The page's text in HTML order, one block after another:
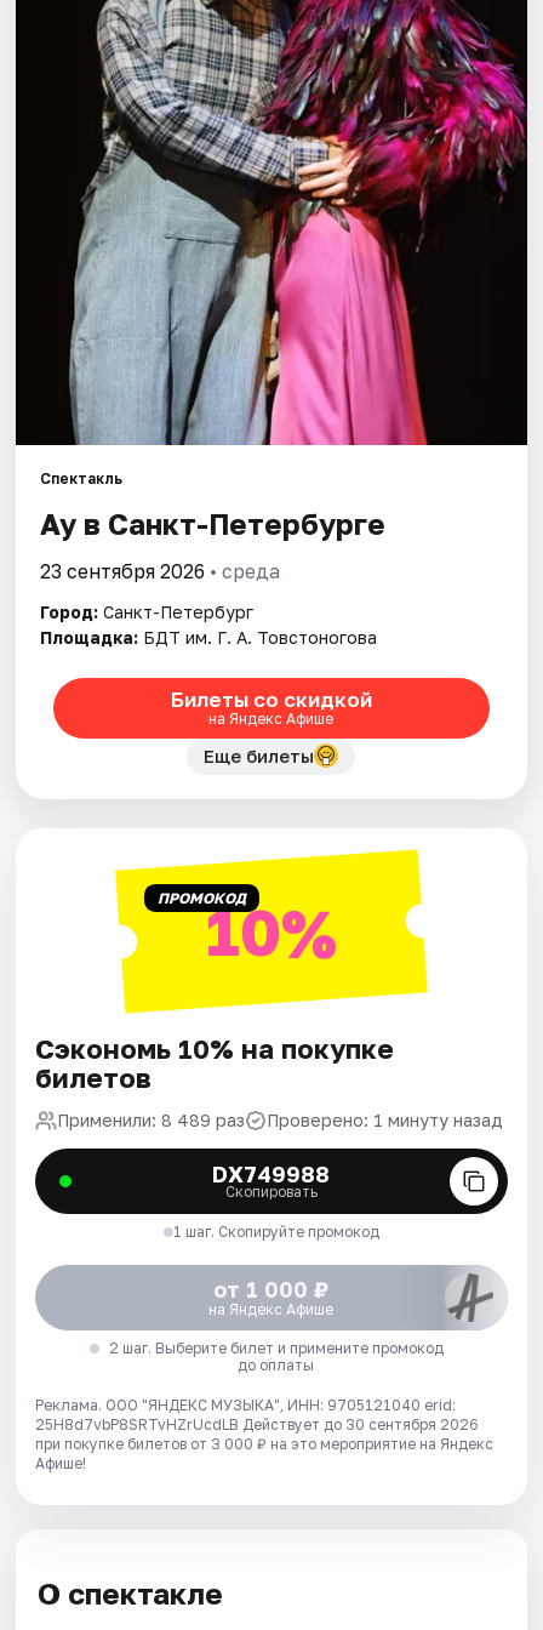
Площадки
Артисты
Рейтинги
Спектакль
Ау в Санкт-Петербурге
23 сентября 2026 • среда
Город: Санкт-Петербург
Площадка: БДТ им. Г. А. Товстоногова
Билеты со скидкой
на Яндекс Афише
Еще билеты
ПРОМОКОД10%
Сэкономь 10% на покупке
билетов
Применили: 8 489 раз Проверено: 1 минуту назад
DX749988
Скопировать
1 шаг. Скопируйте промокод
от 1 000 ₽
на Яндекс Афише
2 шаг. Выберите билет и примените промокод
до оплаты
Реклама. ООО "ЯНДЕКС МУЗЫКА", ИНН: 9705121040 erid:
25H8d7vbP8SRTvHZrUcdLB Действует до 30 сентября 2026
при покупке билетов от 3 000 ₽ на это мероприятие на Яндекс
Афише!
О спектакле